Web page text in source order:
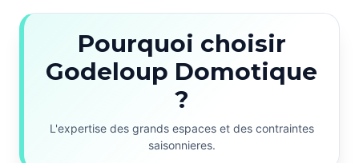
Pourquoi choisir
Godeloup Domotique
?
L'expertise des grands espaces et des contraintes
saisonnieres.